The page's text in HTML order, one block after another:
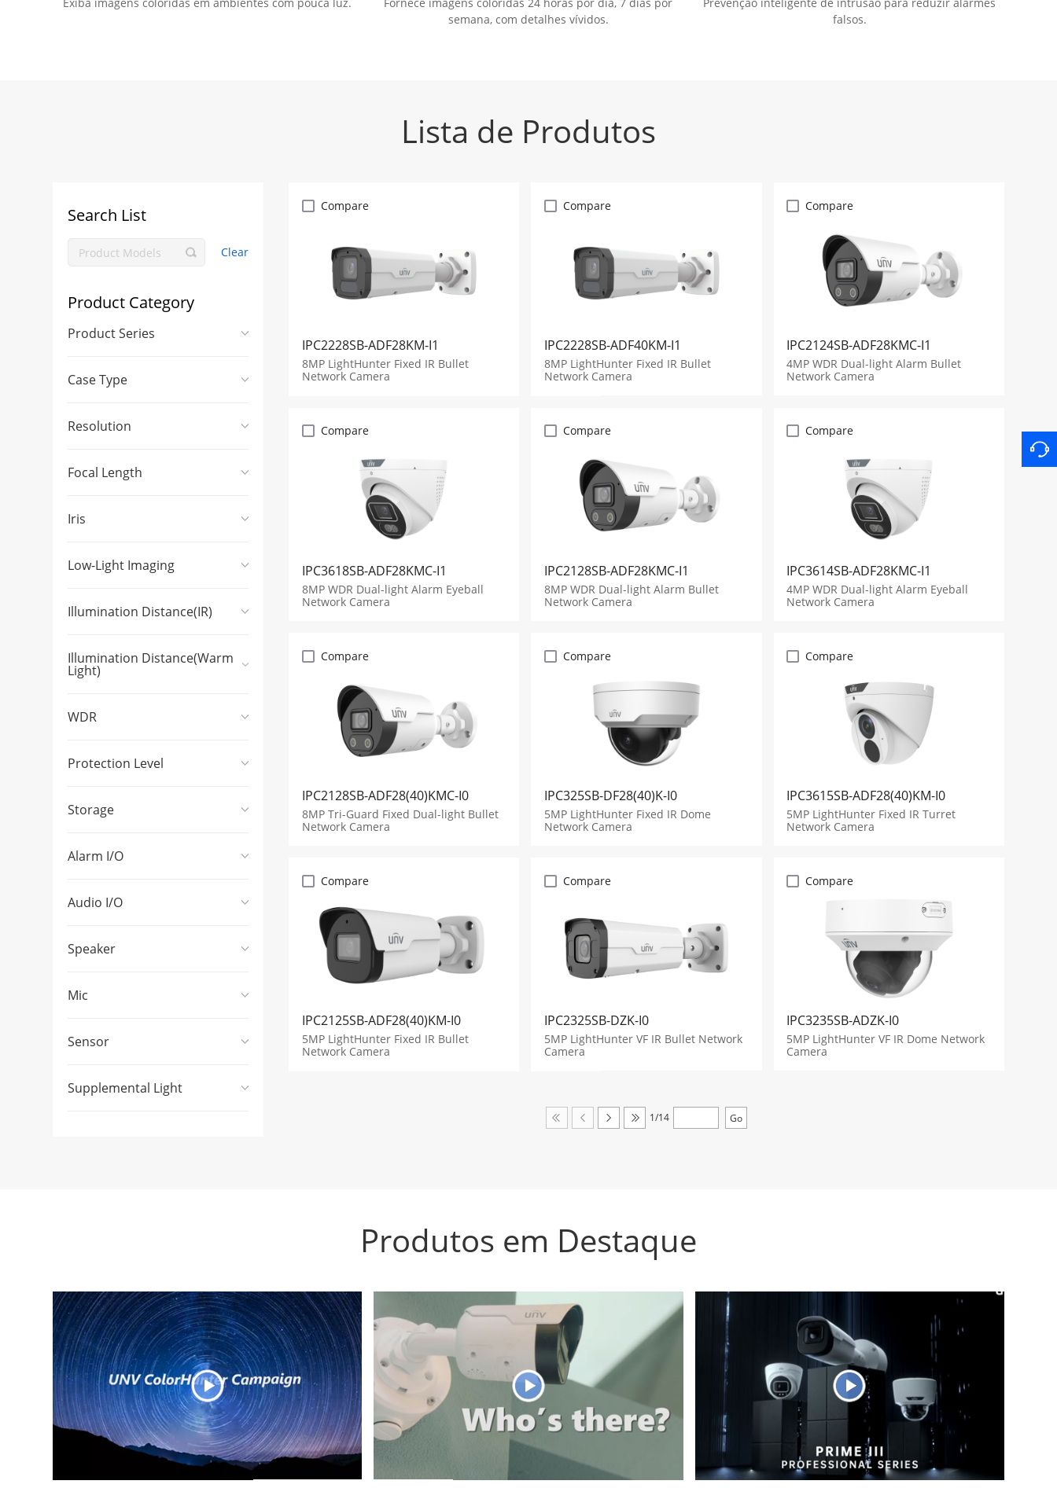
semana, com detalhes vívidos.
falsos.
Lista de Produtos
Search List
Clear
Product Category
Product Series
Case Type
Resolution
Focal Length
Iris
Low-Light Imaging
Illumination Distance(IR)
Illumination Distance(Warm
Light)
WDR
Protection Level
Storage
Alarm I/O
Audio I/O
Speaker
Mic
Sensor
Supplemental Light
Compare
IPC2228SB-ADF28KM-I1
8MP LightHunter Fixed IR Bullet
Network Camera
Compare
IPC2228SB-ADF40KM-I1
8MP LightHunter Fixed IR Bullet
Network Camera
Compare
IPC2124SB-ADF28KMC-I1
4MP WDR Dual-light Alarm Bullet
Network Camera
Compare
IPC3618SB-ADF28KMC-I1
8MP WDR Dual-light Alarm Eyeball
Network Camera
Compare
IPC2128SB-ADF28KMC-I1
8MP WDR Dual-light Alarm Bullet
Network Camera
Compare
IPC3614SB-ADF28KMC-I1
4MP WDR Dual-light Alarm Eyeball
Network Camera
Compare
IPC2128SB-ADF28(40)KMC-I0
8MP Tri-Guard Fixed Dual-light Bullet
Network Camera
Compare
IPC325SB-DF28(40)K-I0
5MP LightHunter Fixed IR Dome
Network Camera
Compare
IPC3615SB-ADF28(40)KM-I0
5MP LightHunter Fixed IR Turret
Network Camera
Compare
IPC2125SB-ADF28(40)KM-I0
5MP LightHunter Fixed IR Bullet
Network Camera
Compare
IPC2325SB-DZK-I0
5MP LightHunter VF IR Bullet Network
Camera
Compare
IPC3235SB-ADZK-I0
5MP LightHunter VF IR Dome Network
Camera
1/14
Produtos em Destaque